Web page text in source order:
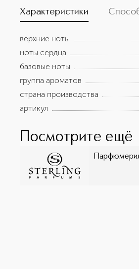
Характеристики
верхние ноты
ноты сердца
базовые ноты
группа ароматов
страна производства
артикул
Посмотрите ещё